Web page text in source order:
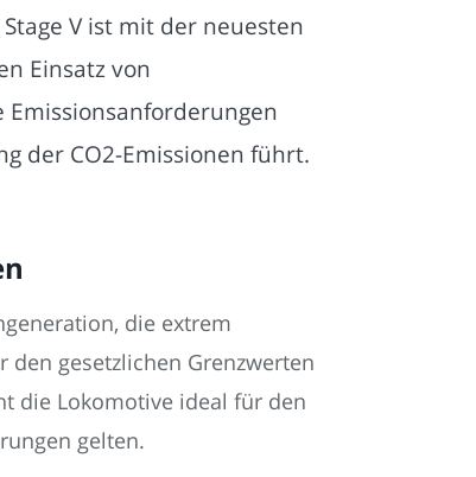
V ist mit der neuesten
Einsatz von
der CO2-Emissionen führt.
die extrem
gesetzlichen Grenzwerten
die Lokomotive ideal für den
gelten.